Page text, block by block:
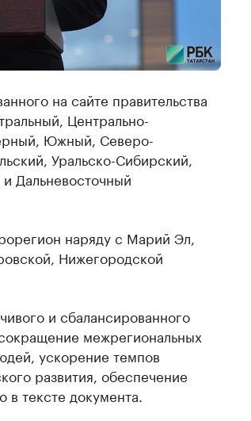
на сайте правительства
Центрально-
Южный, Северо-
Уральско-Сибирский,
Дальневосточный
наряду с Марий Эл,
Нижегородской
и сбалансированного
межрегиональных
ускорение темпов
развития, обеспечение
в тексте документа.